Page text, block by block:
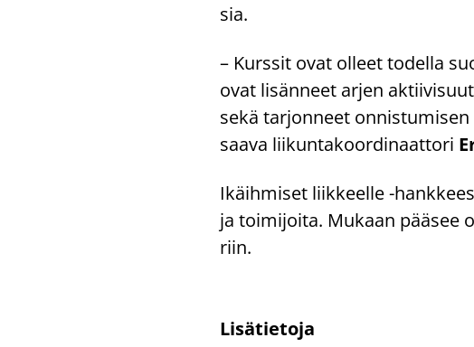
sia.
– Kurs­sit ovat ol­leet to­del­la
ovat li­sän­neet arjen
sekä tar­jon­neet
saa­va lii­kun­ta­koor­di­naat­to­ri
Ikäih­mi­set liik­keel­le -​
ja toi­mi­joi­ta. Mu­kaan
riin.
Li­sä­tie­to­ja